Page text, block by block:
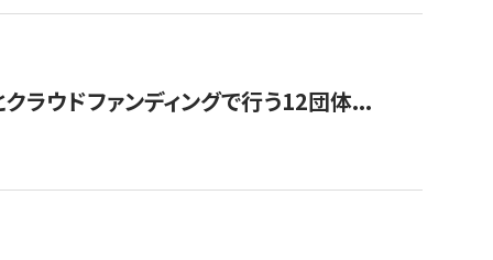
クラウドファンディングで行う12団体...